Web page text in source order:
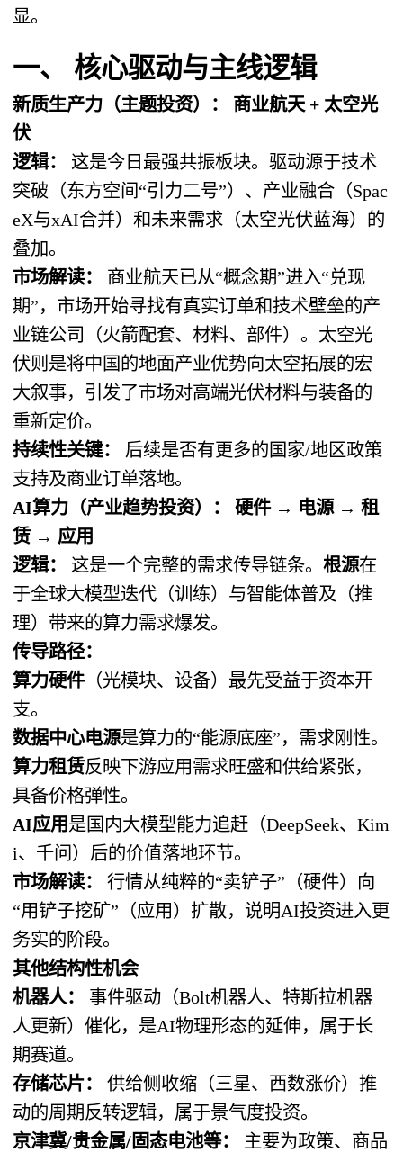
显。
一、 核心驱动与主线逻辑
新质生产力（主题投资）： 商业航天 + 太空光
伏
逻辑：
​ 这是今日最强共振板块。驱动源于技术
突破（东方空间“引力二号”）、产业融合（Spac
eX与xAI合并）和未来需求（太空光伏蓝海）的
叠加。
市场解读：
​ 商业航天已从“概念期”进入“兑现
期”，市场开始寻找有真实订单和技术壁垒的产
业链公司（火箭配套、材料、部件）。太空光
伏则是将中国的地面产业优势向太空拓展的宏
大叙事，引发了市场对高端光伏材料与装备的
重新定价。
持续性关键：
​ 后续是否有更多的国家/地区政策
支持及商业订单落地。
AI算力（产业趋势投资）： 硬件 → 电源 → 租
赁 → 应用
逻辑：
​ 这是一个完整的需求传导链条。根源在
于全球大模型迭代（训练）与智能体普及（推
理）带来的算力需求爆发。
传导路径：
算力硬件（光模块、设备）最先受益于资本开
支。
数据中心电源是算力的“能源底座”，需求刚性。
算力租赁反映下游应用需求旺盛和供给紧张，
具备价格弹性。
AI应用是国内大模型能力追赶（DeepSeek、Kim
i、千问）后的价值落地环节。
市场解读：
​ 行情从纯粹的“卖铲子”（硬件）向
“用铲子挖矿”（应用）扩散，说明AI投资进入更
务实的阶段。
其他结构性机会
机器人：
​ 事件驱动（Bolt机器人、特斯拉机器
人更新）催化，是AI物理形态的延伸，属于长
期赛道。
存储芯片：
​ 供给侧收缩（三星、西数涨价）推
动的周期反转逻辑，属于景气度投资。
京津冀/贵金属/固态电池等：
​ 主要为政策、商品